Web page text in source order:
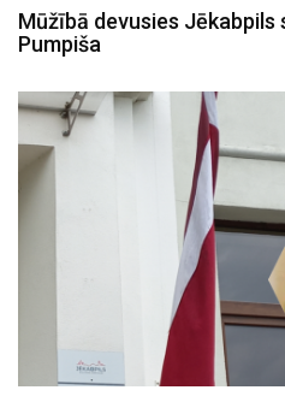
Mūžībā devusies
Pumpiša